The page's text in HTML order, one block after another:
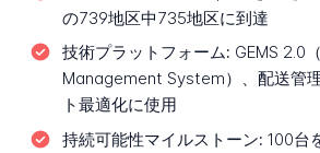
の739地区中735地区に到達
技術プラットフォーム: GEMS 2.0
Management System）、配送管
ト最適化に使用
持続可能性マイルストーン: 100台